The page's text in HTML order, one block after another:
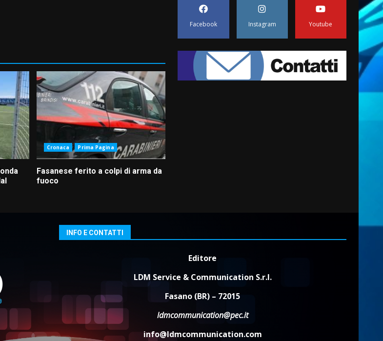
Cronaca Prima Pagina
Fasanese ferito a colpi di arma da
fuoco
6 Agosto 2026 06:15
appuntamento con “Fasano in
Banda”
7 Agosto 2026 06:05
5
Grazia Neglia, coordinatrice
pronta a tornare in Consiglio
6 Agosto 2026 08:00
Facebook Instagram Youtube
INFO E CONTATTI
Editore
LDM Service & Communication S.r.l.
Fasano (BR) – 72015
ldmcommunication@pec.it
info@ldmcommunication.com